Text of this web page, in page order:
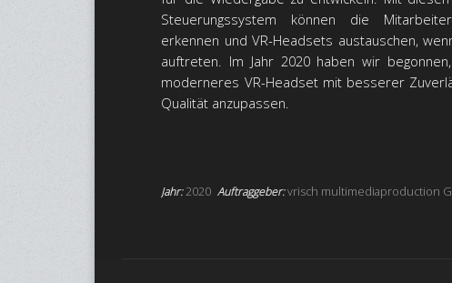
Steuerungssystem können die
erkennen und VR-Headsets austauschen,
auftreten. Im Jahr 2020 haben wir
moderneres VR-Headset mit besserer
Qualität anzupassen.
Jahr:2020 Auftraggeber:vrisch multimediaproduction